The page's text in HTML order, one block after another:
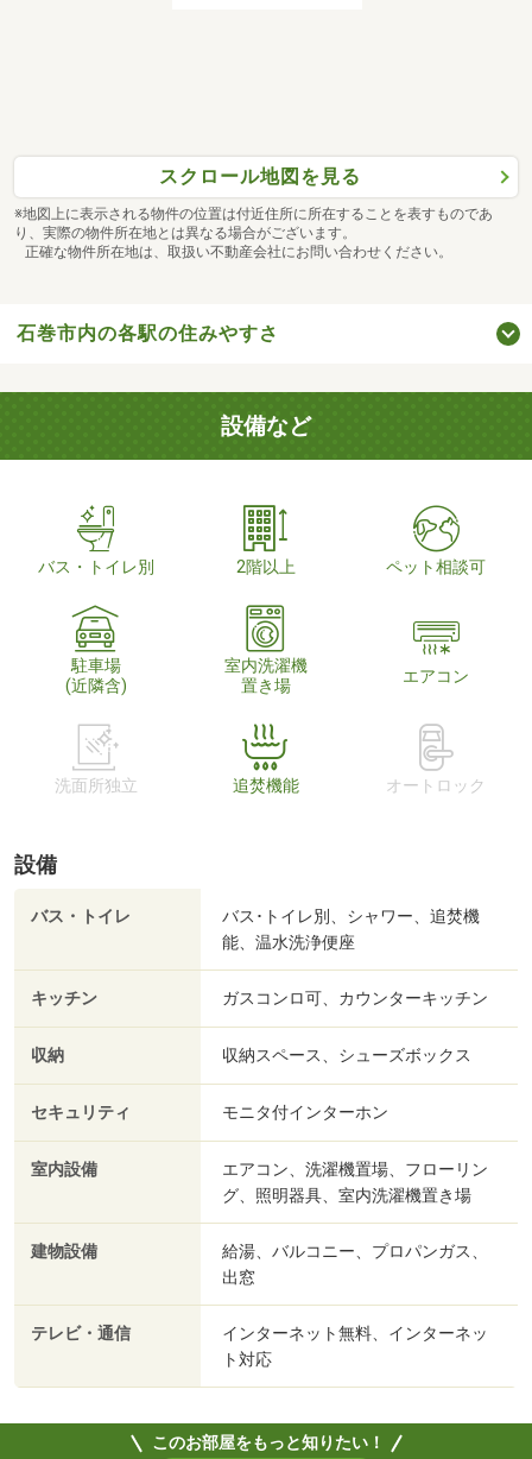
スクロール地図を見る
※地図上に表示される物件の位置は付近住所に所在することを表すものであ
り、実際の物件所在地とは異なる場合がございます。
正確な物件所在地は、取扱い不動産会社にお問い合わせください。
石巻市内の各駅の住みやすさ
設備など
バス・トイレ別 2階以上 ペット相談可
駐車場
(近隣含)
室内洗濯機
置き場
エアコン
洗面所独立 追焚機能 オートロック
設備
バス・トイレ
バス･トイレ別、シャワー、追焚機
能、温水洗浄便座
キッチン ガスコンロ可、カウンターキッチン
収納 収納スペース、シューズボックス
セキュリティ モニタ付インターホン
室内設備
エアコン、洗濯機置場、フローリン
グ、照明器具、室内洗濯機置き場
建物設備
給湯、バルコニー、プロパンガス、
出窓
テレビ・通信
インターネット無料、インターネッ
ト対応
このお部屋をもっと知りたい！